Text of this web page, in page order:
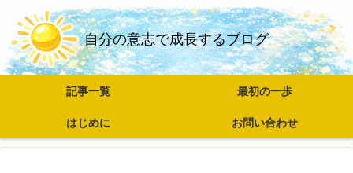
自分の意志で成長するブログ
記事一覧 最初の一歩
はじめに お問い合わせ